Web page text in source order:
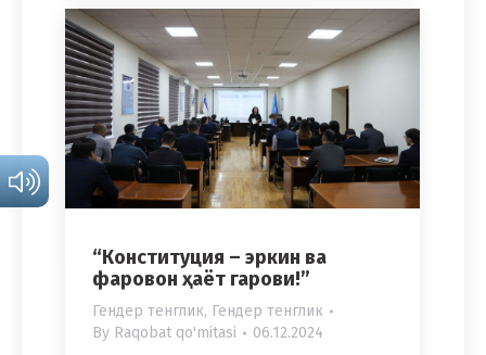
“Конституция – эркин ва
фаровон ҳаёт гарови!”
Гендер тенглик, Гендер тенглик
By Raqobat qo'mitasi 06.12.2024